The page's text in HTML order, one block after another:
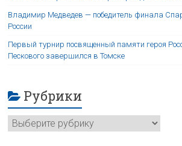
Владимир Медведев — победитель финала
России
Первый турнир посвященный памяти героя
Пескового завершился в Томске
Рубрики